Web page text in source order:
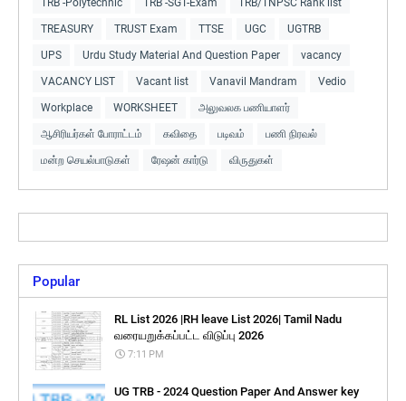
TRB -Polytechnic TRB -SGT-Exam TRB/TNPSC Rank list
TREASURY TRUST Exam TTSE UGC UGTRB
UPS Urdu Study Material And Question Paper vacancy
VACANCY LIST Vacant list Vanavil Mandram Vedio
Workplace WORKSHEET அலுவலக பணியாளர்
ஆசிரியர்கள் போராட்டம் கவிதை படிவம் பணி நிரவல்
மன்ற செயல்பாடுகள் ரேஷன் கார்டு விருதுகள்
Popular
RL List 2026 |RH leave List 2026| Tamil Nadu
வரையறுக்கப்பட்ட விடுப்பு 2026
7:11 PM
UG TRB - 2024 Question Paper And Answer key